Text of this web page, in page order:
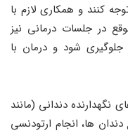
کنند و همکاری لازم با
در جلسات درمانی نیز
شود و درمان با
دندانی (مانند
ها، انجام ارتودنسی